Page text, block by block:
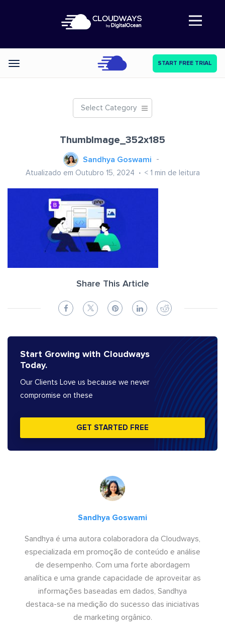
Abre a navegação
Categories START FREE TRIAL
Select Category
ThumbImage_352x185
Sandhya Goswami
Atualizado em Outubro 15, 2024 < 1 min de leitura
Share This Article
Start Growing with Cloudways
Today.
Our Clients Love us because we never
compromise on these
GET STARTED FREE
Sandhya Goswami
Sandhya é uma autora colaboradora da Cloudways,
especializada em promoção de conteúdo e análise
de desempenho. Com uma forte abordagem
analítica e uma grande capacidade de aproveitar as
informações baseadas em dados, Sandhya
destaca-se na medição do sucesso das iniciativas
de marketing orgânico.